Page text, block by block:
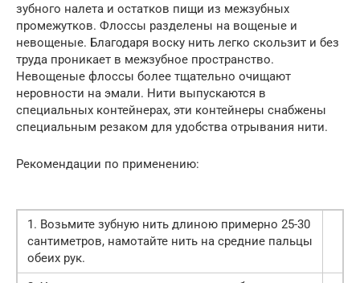
зубного налета и остатков пищи из межзубных
промежутков. Флоссы разделены на вощеные и
невощеные. Благодаря воску нить легко скользит и без
труда проникает в межзубное пространство.
Невощеные флоссы более тщательно очищают
неровности на эмали. Нити выпускаются в
специальных контейнерах, эти контейнеры снабжены
специальным резаком для удобства отрывания нити.
Рекомендации по применению:
1. Возьмите зубную нить длиною примерно 25-30
сантиметров, намотайте нить на средние пальцы
обеих рук.